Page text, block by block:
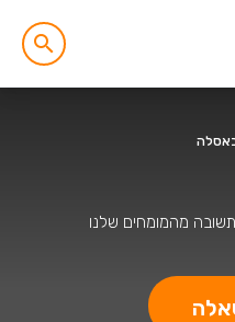
מהמומחים שלנו